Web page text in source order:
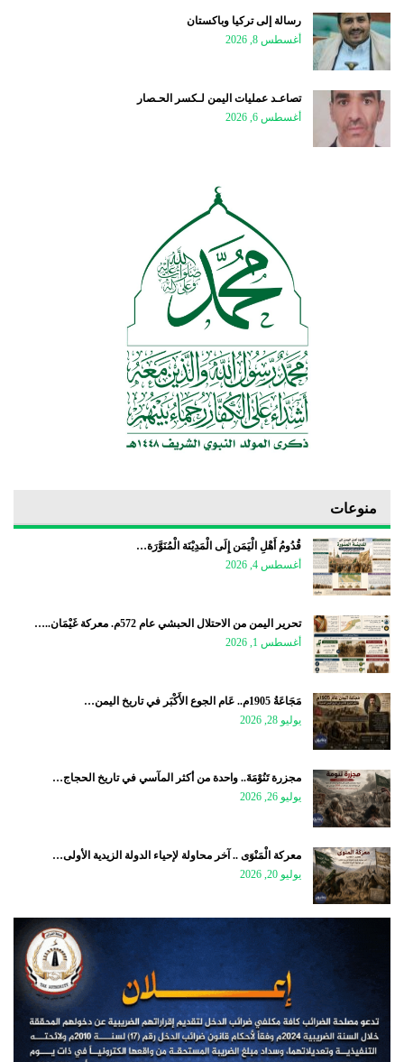
رسالة إلى تركيا وباكستان
أغسطس 8, 2026
تصاعـد عمليات اليمن لـكسر الحـصار
أغسطس 6, 2026
منوعات
قُدُومُ أَهْلِ الْيَمَن إِلَى الْمَدِيْنَة الْمُنَوَّرَة…
أغسطس 4, 2026
تحرير اليمن من الاحتلال الحبشي عام 572م. معركة غَيْمَان..…
أغسطس 1, 2026
مَجَاعَةُ 1905م.. عَام الجوع الأَكْبَر في تاريخ اليمن…
يوليو 28, 2026
مجزرة تَنُوْمَةَ.. واحدة من أكثر المآسي في تاريخ الحجاج…
يوليو 26, 2026
معركة الْمَنْوَى .. آخر محاولة لإحياء الدولة الزيدية الأولى…
يوليو 20, 2026